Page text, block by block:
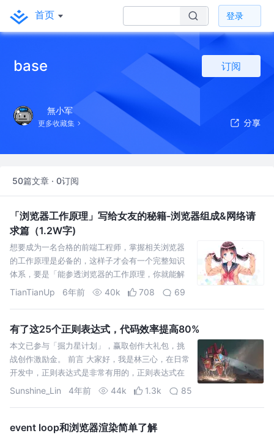
首页 登录
base 订阅
無小军
更多收藏集
50篇文章 · 0订阅
「浏览器工作原理」写给女友的秘籍-浏览器组成&网络请
求篇（1.2W字)
想要成为一名合格的前端工程师，掌握相关浏览器
的工作原理是必备的，这样子才会有一个完整知识
体系，要是「能参透浏览器的工作原理，你就能解
决80%的前端难题」。 要介绍进程与线程的话，需
算机中的…
TianTianUp 6年前 40k 708 69
有了这25个正则表达式，代码效率提高80%
本文已参与「掘力星计划」，赢取创作大礼包，挑
战创作激励金。 前言 大家好，我是林三心，在日常
开发中，正则表达式是非常有用的，正则表达式在
每个语言中都是可以使用的，他就跟JSON一样，是
Sunshine_Lin 4年前 44k 1.3k 85
event loop和浏览器渲染简单了解